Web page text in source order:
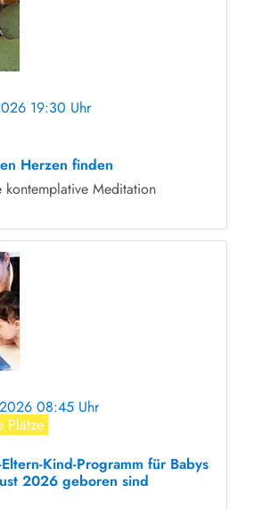
19:30 Uhr
Herzen finden
Meditation
08:45 Uhr
Plätze
Kind-Programm für Babys
2026 geboren sind